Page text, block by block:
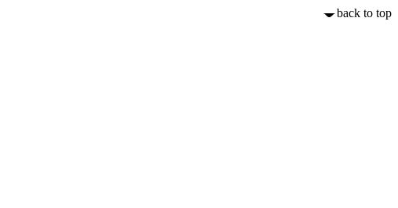
back to top